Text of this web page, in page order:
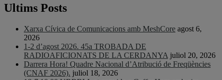
Ultims Posts
Xarxa Cívica de Comunicacions amb MeshCore agost 6,
2026
1-2 d’agost 2026. 45a TROBADA DE
RADIOAFICIONATS DE LA CERDANYA juliol 20, 2026
Darrera Hora! Quadre Nacional d’Atribució de Freqüències
(CNAF 2026). juliol 18, 2026